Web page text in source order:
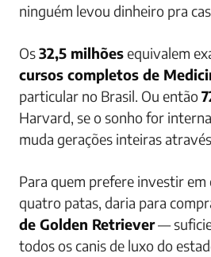
ninguém levou dinheiro pra
Os32,5 milhõesequivalem
cursos completos de
particular no Brasil. Ou então
Harvard, se o sonho for
muda gerações inteiras
Para quem prefere investir em
quatro patas, daria para
de Golden Retriever—
todos os canis de luxo do